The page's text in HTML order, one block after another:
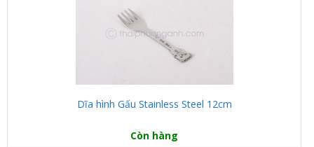
Dĩa hình Gấu Stainless Steel 12cm
Còn hàng